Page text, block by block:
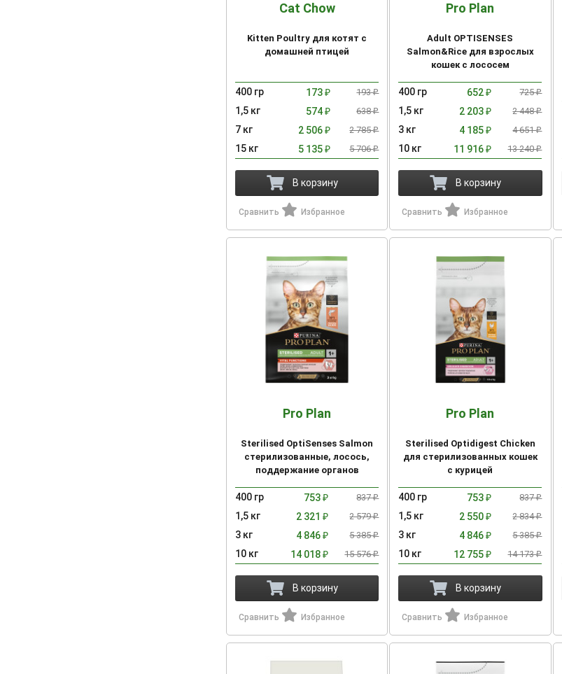
Cat Chow
Kitten Poultry для котят с
домашней птицей
400 гр 173₽ 193₽
1,5 кг 574₽ 638₽
7 кг 2 506₽ 2 785₽
15 кг 5 135₽ 5 706₽
В корзину
Сравнить Избранное
Pro Plan
Adult OPTISENSES
Salmon&Rice для взрослых
кошек с лососем
400 гр 652₽ 725₽
1,5 кг 2 203₽ 2 448₽
3 кг 4 185₽ 4 651₽
10 кг 11 916₽ 13 240₽
В корзину
Сравнить Избранное
Pro Plan
Sterilised OptiSenses Salmon
стерилизованные, лосось,
поддержание органов
400 гр 753₽ 837₽
1,5 кг 2 321₽ 2 579₽
3 кг 4 846₽ 5 385₽
10 кг 14 018₽ 15 576₽
В корзину
Сравнить Избранное
Pro Plan
Sterilised Optidigest Chicken
для стерилизованных кошек
с курицей
400 гр 753₽ 837₽
1,5 кг 2 550₽ 2 834₽
3 кг 4 846₽ 5 385₽
10 кг 12 755₽ 14 173₽
В корзину
Сравнить Избранное